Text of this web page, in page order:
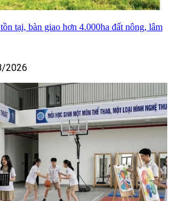
tại, bàn giao hơn 4.000ha đất nông, lâm
2026